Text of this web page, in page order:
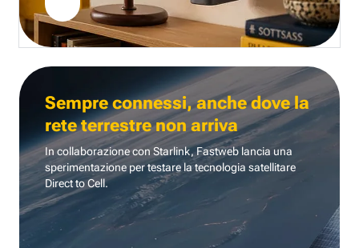
Sempre connessi, anche dove la
rete terrestre non arriva
In collaborazione con Starlink, Fastweb lancia una
sperimentazione per testare la tecnologia satellitare
Direct to Cell.